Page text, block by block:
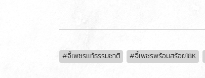
#จี้เพชรเเท้ธรรมชาติ #จี้เพชรพร้อมสร้อย18K